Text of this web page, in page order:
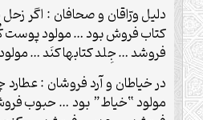
دليل ورّاقان و صحافان : اگر
كتاب فروش بود … مولود پوست
فروشد … جِلد كتابها كنَد …
در خياطان و آرد فروشان :
مولود “خياط” بود … حبوب